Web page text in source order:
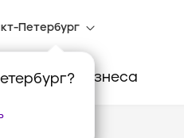
Петербург
?
Для бизнеса